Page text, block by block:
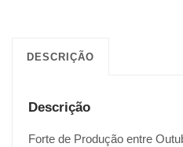
DESCRIÇÃO
Descrição
Forte de Produção entre